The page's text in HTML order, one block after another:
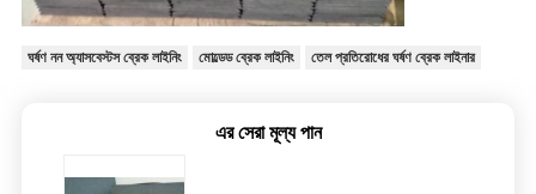
ঘর্ষণ নন অ্যাসবেস্টস ব্রেক লাইনিং মোল্ডেড ব্রেক লাইনিং তেল প্রতিরোধের ঘর্ষণ ব্রেক লাইনার
এর সেরা মূল্য পান